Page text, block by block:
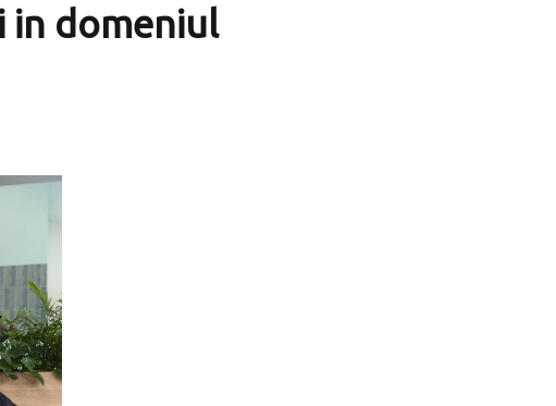
in domeniul